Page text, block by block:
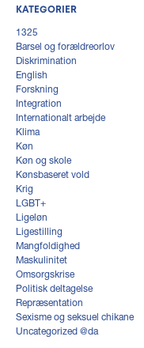
KATEGORIER
1325
Barsel og forældreorlov
Diskrimination
English
Forskning
Integration
Internationalt arbejde
Klima
Køn
Køn og skole
Kønsbaseret vold
Krig
LGBT+
Ligeløn
Ligestilling
Mangfoldighed
Maskulinitet
Omsorgskrise
Politisk deltagelse
Repræsentation
Sexisme og seksuel chikane
Uncategorized @da